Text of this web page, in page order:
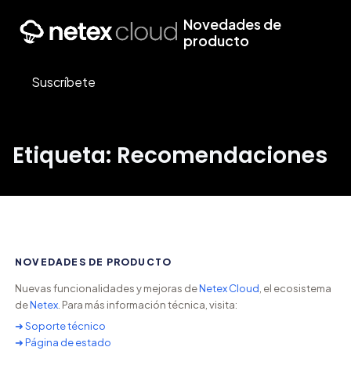
Novedades de
producto
Suscríbete
Etiqueta: Recomendaciones
NOVEDADES DE PRODUCTO
Nuevas funcionalidades y mejoras deNetex Cloud , el ecosistema
deNetex. Para más información técnica, visita:
➜ Soporte técnico
➜ Página de estado